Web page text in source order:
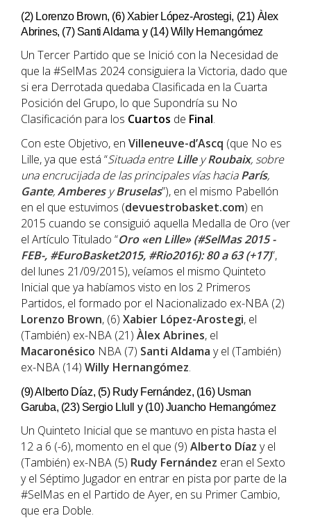
(2) Lorenzo Brown, (6) Xabier López-Arostegi, (21) Àlex
Abrines, (7) Santi Aldama y (14) Willy Hernangómez
Un Tercer Partido que se Inició con la Necesidad de
que la #SelMas 2024 consiguiera la Victoria, dado que
si era Derrotada quedaba Clasificada en la Cuarta
Posición del Grupo, lo que Supondría su No
Clasificación para los Cuartos de Final.
Con este Objetivo, en Villeneuve-d’Ascq (que No es
Lille, ya que está “Situada entreLilleyRoubaix, sobre
una encrucijada de las principales vías haciaParís,
Gante,AmberesyBruselas”), en el mismo Pabellón
en el que estuvimos (devuestrobasket.com) en
2015 cuando se consiguió aquella Medalla de Oro (ver
el Artículo Titulado “Oro «en Lille» (#SelMas 2015 -
FEB-, #EuroBasket2015, #Rio2016): 80 a 63 (+17)”,
del lunes 21/09/2015), veíamos el mismo Quinteto
Inicial que ya habíamos visto en los 2 Primeros
Partidos, el formado por el Nacionalizado ex-NBA (2)
Lorenzo Brown, (6) Xabier López-Arostegi, el
(También) ex-NBA (21) Àlex Abrines, el
Macaronésico NBA (7) Santi Aldama y el (También)
ex-NBA (14) Willy Hernangómez.
(9) Alberto Díaz, (5) Rudy Fernández, (16) Usman
Garuba, (23) Sergio Llull y (10) Juancho Hernangómez
Un Quinteto Inicial que se mantuvo en pista hasta el
12 a 6 (-6), momento en el que (9) Alberto Díaz y el
(También) ex-NBA (5) Rudy Fernández eran el Sexto
y el Séptimo Jugador en entrar en pista por parte de la
#SelMas en el Partido de Ayer, en su Primer Cambio,
que era Doble.